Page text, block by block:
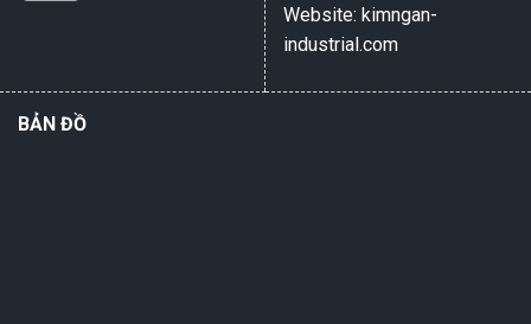
Website: kimngan-
industrial.com
BẢN ĐỒ